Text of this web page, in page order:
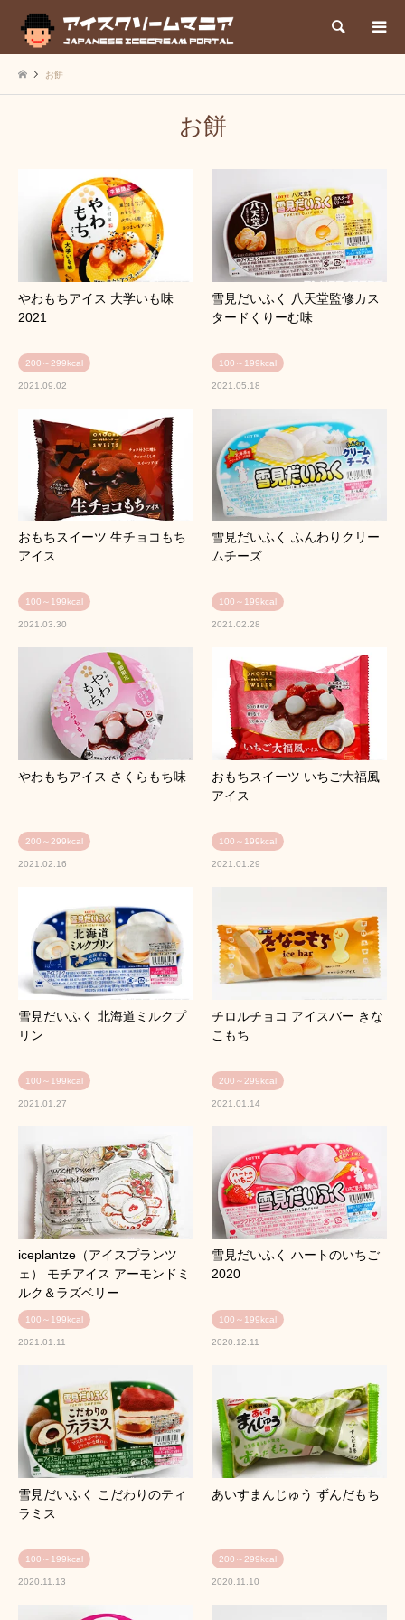
検索
お餅
お餅
やわもちアイス 大学いも味
2021
200～299kcal
2021.09.02
雪見だいふく 八天堂監修カス
タードくりーむ味
100～199kcal
2021.05.18
おもちスイーツ 生チョコもち
アイス
100～199kcal
2021.03.30
雪見だいふく ふんわりクリー
ムチーズ
100～199kcal
2021.02.28
やわもちアイス さくらもち味
200～299kcal
2021.02.16
おもちスイーツ いちご大福風
アイス
100～199kcal
2021.01.29
雪見だいふく 北海道ミルクプ
リン
100～199kcal
2021.01.27
チロルチョコ アイスバー きな
こもち
200～299kcal
2021.01.14
iceplantze（アイスプランツ
ェ） モチアイス アーモンドミ
ルク＆ラズベリー
100～199kcal
2021.01.11
雪見だいふく ハートのいちご
2020
100～199kcal
2020.12.11
雪見だいふく こだわりのティ
ラミス
100～199kcal
2020.11.13
あいすまんじゅう ずんだもち
200～299kcal
2020.11.10